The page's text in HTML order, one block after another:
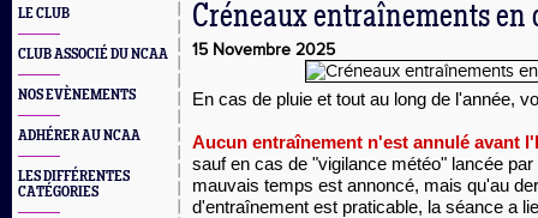
LE CLUB
CLUB ASSOCIÉ DU NCAA
NOS EVÈNEMENTS
ADHÉRER AU NCAA
LES DIFFÉRENTES
CATÉGORIES
Créneaux entraînements en
15 Novembre 2025
En cas de pluie et tout au long de l'année,
Aucun entraînement n'est annulé avant
sauf en cas de "vigilance météo" lancée
mauvais temps est annoncé, mais qu'au
d'entraînement est praticable, la séance a